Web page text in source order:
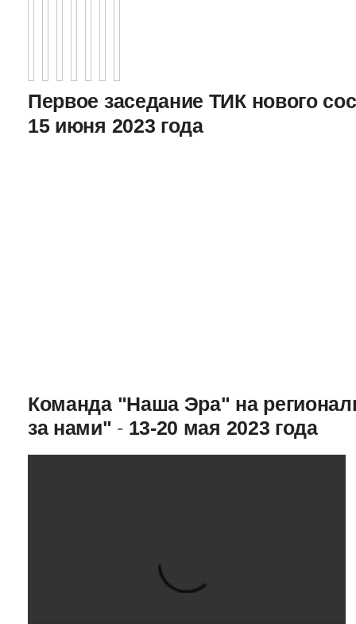
Первое заседание ТИК нового
15 июня 2023 года
Команда "Наша Эра" на
за нами" - 13-20 мая 2023 года